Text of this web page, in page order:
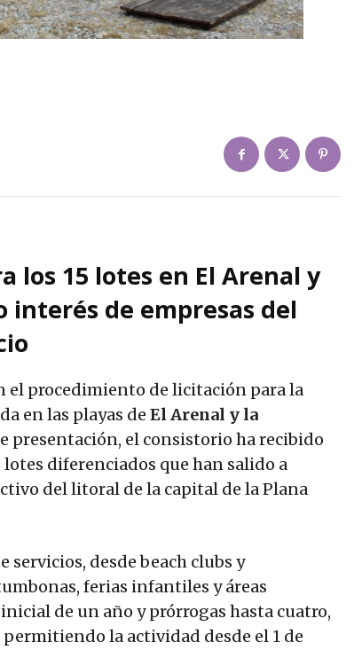
los 15 lotes en El Arenal y
de empresas del
el procedimiento de licitación para la
en las playas de El Arenal y la
presentación, el consistorio ha recibido
lotes diferenciados que han salido a
del litoral de la capital de la Plana
desde beach clubs y
ferias infantiles y áreas
de un año y prórrogas hasta cuatro,
la actividad desde el 1 de